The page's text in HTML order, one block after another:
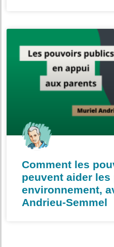
Comment les
peuvent aider
environnement,
Andrieu-Semmel